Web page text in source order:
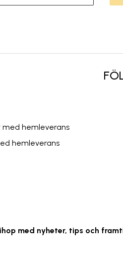
hemleverans
hemleverans
med nyheter, tips och